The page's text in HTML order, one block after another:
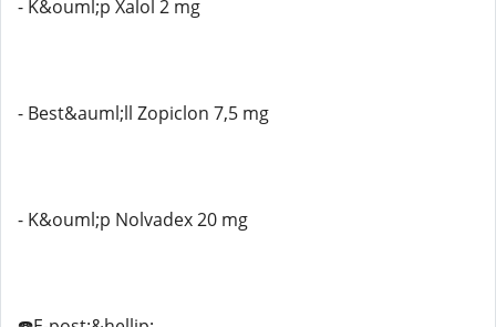
- K&ouml;p Xalol 2 mg
- Best&auml;ll Zopiclon 7,5 mg
- K&ouml;p Nolvadex 20 mg